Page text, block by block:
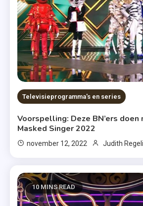
Televisieprogramma's en series
Voorspelling: Deze BN’ers doen
Masked Singer 2022
november 12, 2022 Judith
10 MINS READ